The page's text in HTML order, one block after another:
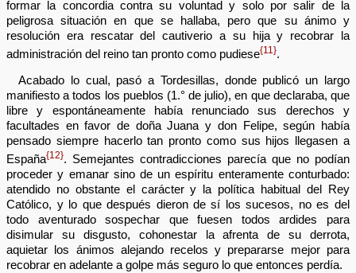
formar la concordia contra su voluntad y solo por salir de la
peligrosa situación en que se hallaba, pero que su ánimo y
resolución era rescatar del cautiverio a su hija y recobrar la
administración del reino tan pronto como pudiese{11}.
Acabado lo cual, pasó a Tordesillas, donde publicó un largo
manifiesto a todos los pueblos (1.° de julio), en que declaraba, que
libre y espontáneamente había renunciado sus derechos y
facultades en favor de doña Juana y don Felipe, según había
pensado siempre hacerlo tan pronto como sus hijos llegasen a
España{12}. Semejantes contradicciones parecía que no podían
proceder y emanar sino de un espíritu enteramente conturbado:
atendido no obstante el carácter y la política habitual del Rey
Católico, y lo que después dieron de sí los sucesos, no es del
todo aventurado sospechar que fuesen todos ardides para
disimular su disgusto, cohonestar la afrenta de su derrota,
aquietar los ánimos alejando recelos y prepararse mejor para
recobrar en adelante a golpe más seguro lo que entonces perdía.